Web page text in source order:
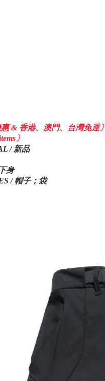
& 香港、澳門、台灣免運〕
〕
/ 新品
身
/ 帽子；袋